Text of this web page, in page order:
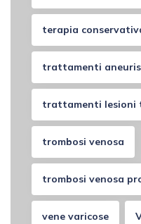
terapia
trattamenti
trattamenti lesioni
trombosi venosa
trombosi venosa
vene varicose